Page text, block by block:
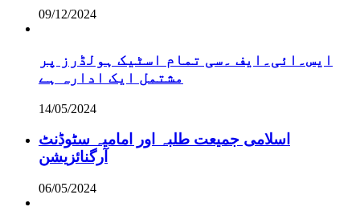
09/12/2024
ایس۔ائی۔ایف ۔سی تمام اسٹیک ہولڈرز پر
مشتمل ایک ادارہ ہے
14/05/2024
اسلامی جمیعت طلبہ اور امامیہ سٹوڈنٹ
آرگنائزیشن
06/05/2024